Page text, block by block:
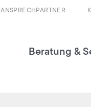
ANSPRECHPARTNER
Beratung &